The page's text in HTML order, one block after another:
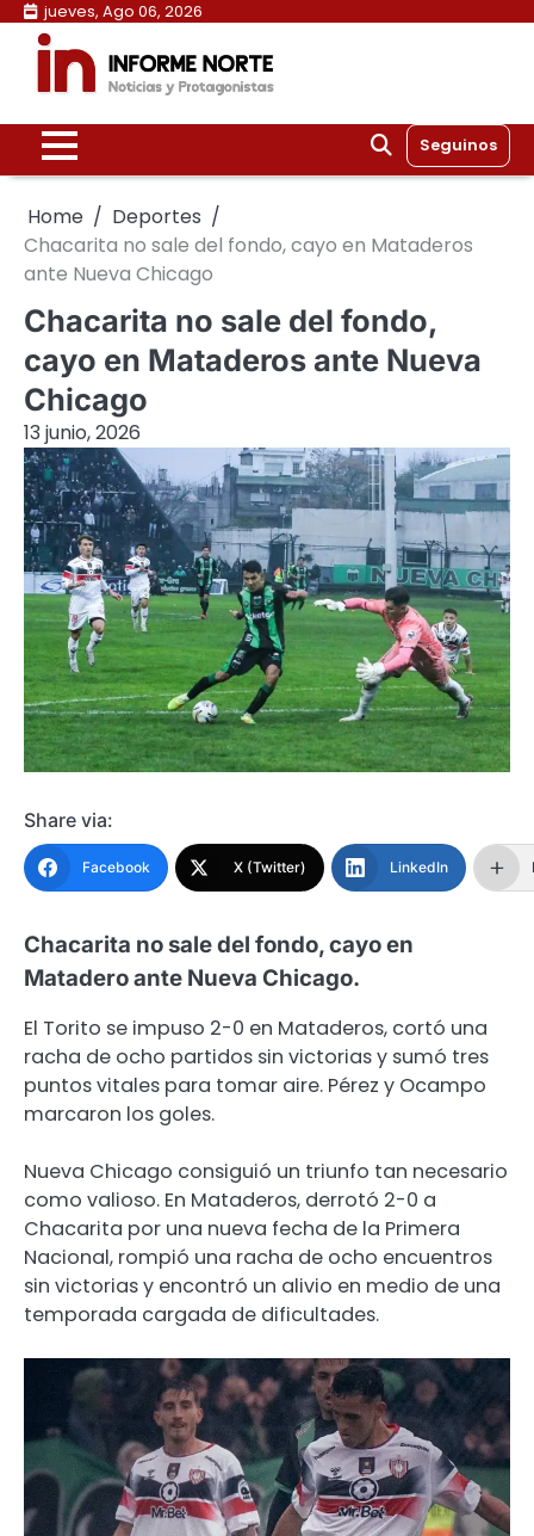
Skip
content
jueves, Ago 06, 2026
Seguinos
Home
Deportes
Chacarita no sale del fondo, cayo en Mataderos
ante Nueva Chicago
Chacarita no sale del fondo,
cayo en Mataderos ante Nueva
Chicago
13 junio, 2026
Share via:
Facebook X (Twitter) LinkedIn
Chacarita no sale del fondo, cayo en
Matadero ante Nueva Chicago.
El Torito se impuso 2-0 en Mataderos, cortó una
racha de ocho partidos sin victorias y sumó tres
puntos vitales para tomar aire. Pérez y Ocampo
marcaron los goles.
Nueva Chicago consiguió un triunfo tan necesario
como valioso. En Mataderos, derrotó 2-0 a
Chacarita por una nueva fecha de la Primera
Nacional, rompió una racha de ocho encuentros
sin victorias y encontró un alivio en medio de una
temporada cargada de dificultades.